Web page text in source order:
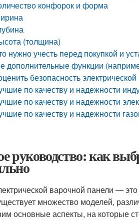
конфорок и форма
(толщина)
нужно учесть перед покупкой и
дополнительные функции
безопасность
по качеству и надежности
по качеству и надежности
по качеству и надежности
руководство: как
варочной панели —
множество моделей,
основные аспекты, на которые